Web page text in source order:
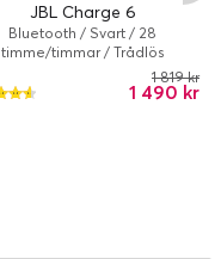
JBL Charge 6
Bluetooth / Svart / 28
timme/timmar / Trådlös
1 490 kr
1 819 kr